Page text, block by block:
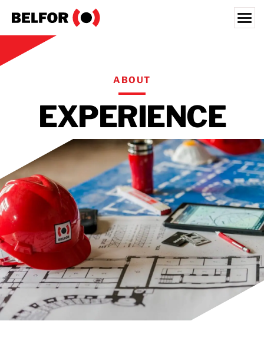
content
搜尋資源
人才招募
關於我們
台灣辦事處
台湾
繁體中文
與我們聯絡
與我們聯絡
ABOUT
EXPERIENCE